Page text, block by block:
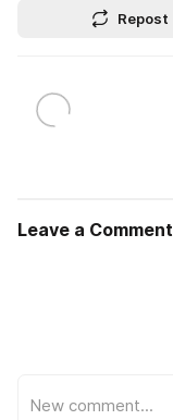
Repost
Leave a Comment